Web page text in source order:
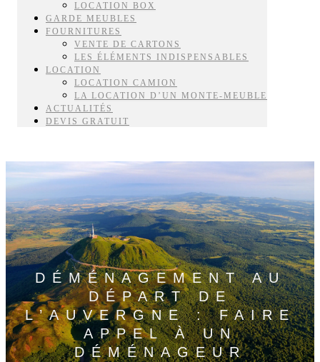
LOCATION BOX
GARDE MEUBLES
FOURNITURES
VENTE DE CARTONS
LES ÉLÉMENTS INDISPENSABLES
LOCATION
LOCATION CAMION
LA LOCATION D’UN MONTE-MEUBLE
ACTUALITÉS
DEVIS GRATUIT
DÉMÉNAGEMENT AU
DÉPART DE
L’AUVERGNE : FAIRE
APPEL À UN
DÉMÉNAGEUR